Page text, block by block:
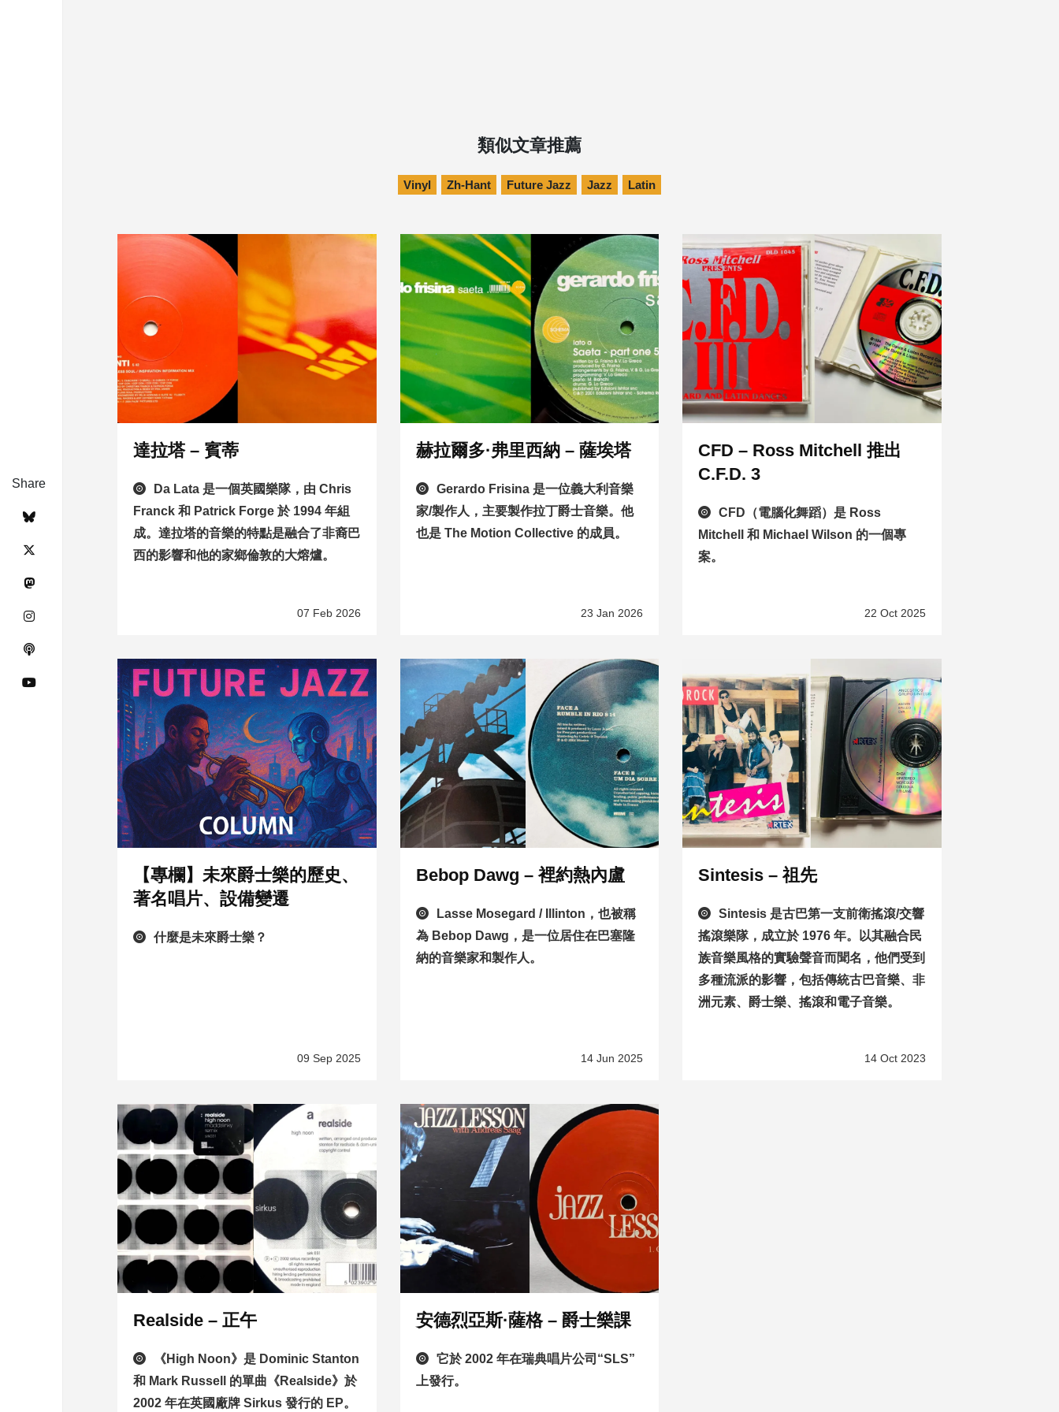
Share
類似文章推薦
Vinyl Zh-Hant Future Jazz Jazz Latin
達拉塔 – 賓蒂
Da Lata 是一個英國樂隊，由 Chris
Franck 和 Patrick Forge 於 1994 年組
成。達拉塔的音樂的特點是融合了非裔巴
西的影響和他的家鄉倫敦的大熔爐。
07 Feb 2026
赫拉爾多·弗里西納 – 薩埃塔
Gerardo Frisina 是一位義大利音樂
家/製作人，主要製作拉丁爵士音樂。他
也是 The Motion Collective 的成員。
23 Jan 2026
CFD – Ross Mitchell 推出
C.F.D. 3
CFD（電腦化舞蹈）是 Ross
Mitchell 和 Michael Wilson 的一個專
案。
22 Oct 2025
【專欄】未來爵士樂的歷史、
著名唱片、設備變遷
什麼是未來爵士樂？
09 Sep 2025
Bebop Dawg – 裡約熱內盧
Lasse Mosegard / Illinton，也被稱
為 Bebop Dawg，是一位居住在巴塞隆
納的音樂家和製作人。
14 Jun 2025
Sintesis – 祖先
Sintesis 是古巴第一支前衛搖滾/交響
搖滾樂隊，成立於 1976 年。以其融合民
族音樂風格的實驗聲音而聞名，他們受到
多種流派的影響，包括傳統古巴音樂、非
洲元素、爵士樂、搖滾和電子音樂。
14 Oct 2023
Realside – 正午
《High Noon》是 Dominic Stanton
和 Mark Russell 的單曲《Realside》於
2002 年在英國廠牌 Sirkus 發行的 EP。
安德烈亞斯·薩格 – 爵士樂課
它於 2002 年在瑞典唱片公司“SLS”
上發行。